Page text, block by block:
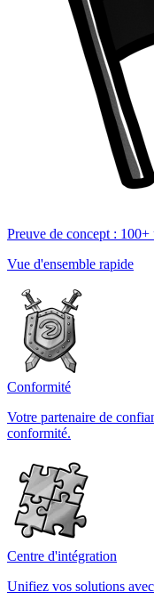
Preuve de concept : 100+
Vue d'ensemble rapide
Conformité
Votre partenaire de
conformité.
Centre d'intégration
Unifiez vos solutions